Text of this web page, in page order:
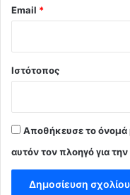
Email *
Ιστότοπος
Αποθήκευσε το όνομά
αυτόν τον πλοηγό για